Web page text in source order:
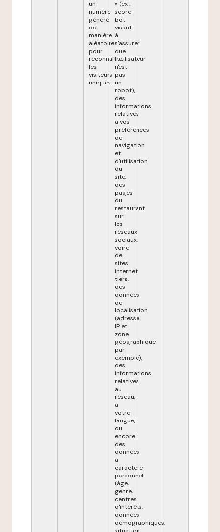
un
numéro
généré
de
manière
aléatoire
pour
reconnaître
les
visiteurs
uniques.
» (ex :
score
bot
visant
à
s'assurer
que
l'utilisateur
n'est
pas
un
robot),
des
informations
relatives
à vos
préférences
de
navigation
et
d'utilisation
du
site,
des
pages
du
restaurant
sur
les
réseaux
sociaux,
voire
de
sites
internet
tiers,
des
données
de
localisation
(adresse
IP et
zone
géographique
par
exemple),
des
informations
relatives
au
réseau,
à
votre
langue,
ou
encore
des
données
à
caractère
personnel
(âge,
genre,
centres
d'intérêts,
données
démographiques,